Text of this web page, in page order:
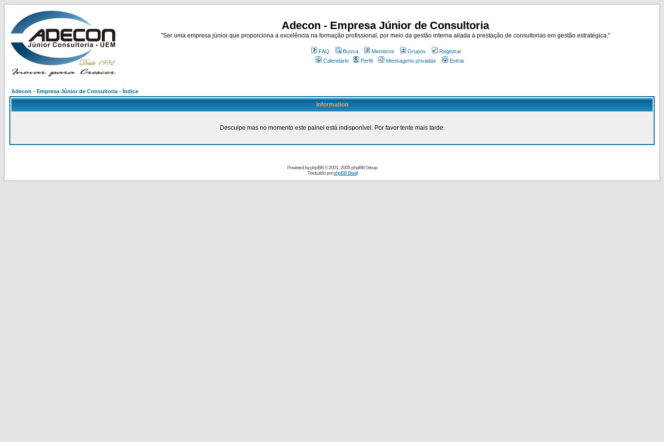
Adecon - Empresa Júnior de Consultoria
"Ser uma empresa júnior que proporciona a excelência na formação profissional, por meio da gestão interna aliada à prestação de consultorias em gestão estratégica."
FAQ Busca Membros Grupos
Registrar
Calendário
Perfil Mensagens privadas Entrar
Adecon - Empresa Júnior de Consultoria - Índice
Information
Desculpe mas no momento este painel está indisponível. Por favor tente mais tarde.
Powered byphpBB© 2001, 2005 phpBB Group
Traduzido porphpBB Brasil